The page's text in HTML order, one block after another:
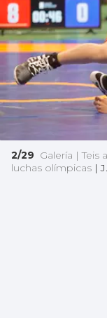
2/29 Galería |
luchas olímpicas |